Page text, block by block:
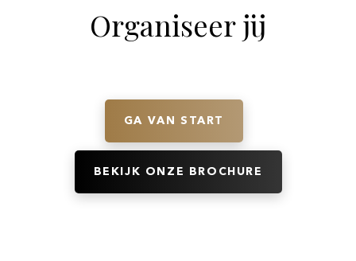
Organiseer jij
GA VAN START
BEKIJK ONZE BROCHURE